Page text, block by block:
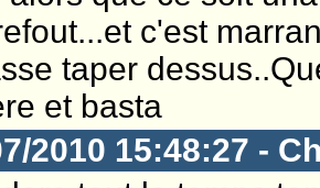
c'est
taper
et basta
2010 15:48:27 -